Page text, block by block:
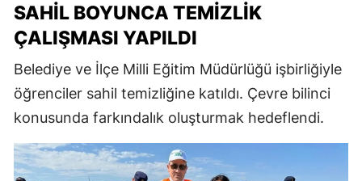
SAHIL BOYUNCA TEMIZLIK
ÇALIŞMASI YAPILDI
Belediye ve İlçe Milli Eğitim Müdürlüğü işbirliğiyle
öğrenciler sahil temizliğine katıldı. Çevre bilinci
konusunda farkındalık oluşturmak hedeflendi.